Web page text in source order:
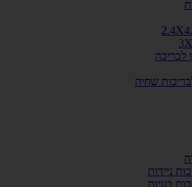
לבריכה
שחיה
ניידות
בנויות